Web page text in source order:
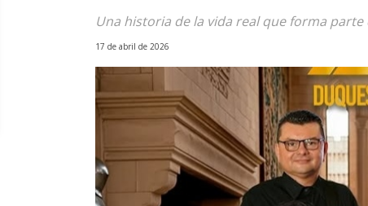
Una historia de la vida real que forma
17 de abril de 2026